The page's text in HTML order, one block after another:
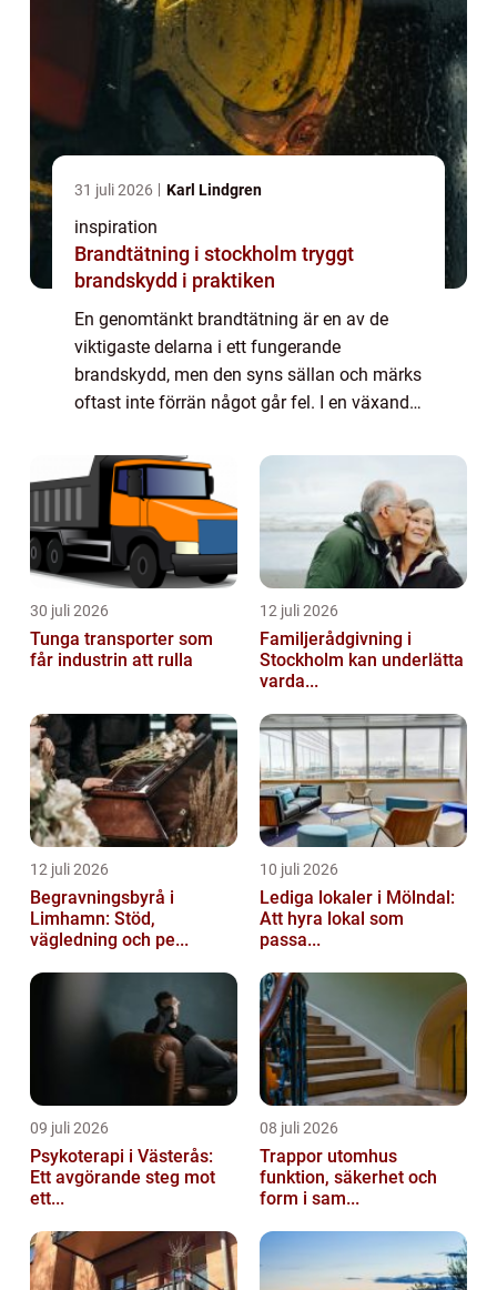
31 juli 2026 Karl Lindgren
inspiration
Brandtätning i stockholm tryggt
brandskydd i praktiken
En genomtänkt brandtätning är en av de
viktigaste delarna i ett fungerande
brandskydd, men den syns sällan och märks
oftast inte förrän något går fel. I en växande
installationer, ombyggnader och högt
byggtempo, blir ...
30 juli 2026
Tunga transporter som
får industrin att rulla
12 juli 2026
Familjerådgivning i
Stockholm kan underlätta
varda...
12 juli 2026
Begravningsbyrå i
Limhamn: Stöd,
vägledning och pe...
10 juli 2026
Lediga lokaler i Mölndal:
Att hyra lokal som
passa...
09 juli 2026
Psykoterapi i Västerås:
Ett avgörande steg mot
ett...
08 juli 2026
Trappor utomhus
funktion, säkerhet och
form i sam...